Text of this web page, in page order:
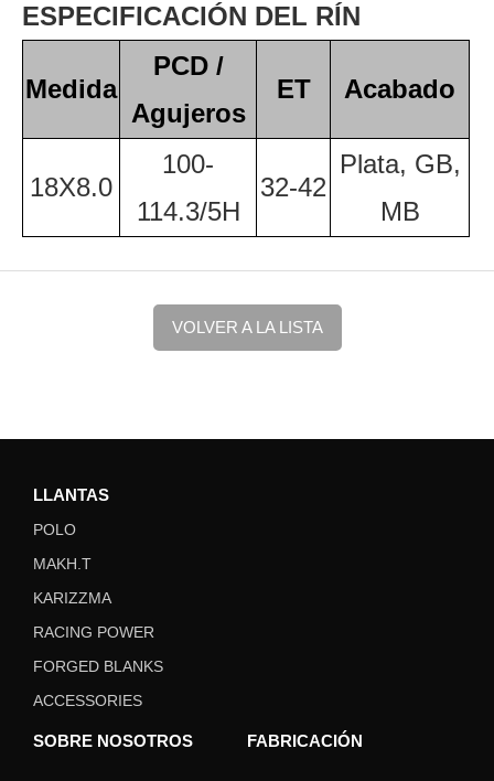
ESPECIFICACIÓN DEL RÍN
Medida
PCD /
Agujeros
ET Acabado
18X8.0
100-
114.3/5H
32-42
Plata, GB,
MB
VOLVER A LA LISTA
LLANTAS
POLO
MAKH.T
KARIZZMA
RACING POWER
FORGED BLANKS
ACCESSORIES
SOBRE NOSOTROS FABRICACIÓN